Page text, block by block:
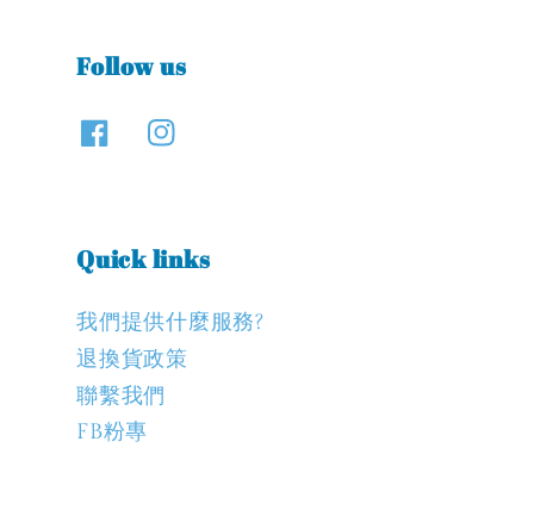
Follow us
Quick links
我們提供什麼服務?
退換貨政策
聯繫我們
FB粉專